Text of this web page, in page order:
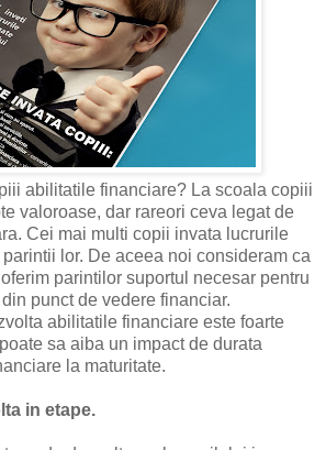
abilitatile financiare? La scoala copiii
valoroase, dar rareori ceva legat de
Cei mai multi copii invata lucrurile
lor. De aceea noi consideram ca
parintilor suportul necesar pentru
punct de vedere financiar.
abilitatile financiare este foarte
sa aiba un impact de durata
la maturitate.
in etape.